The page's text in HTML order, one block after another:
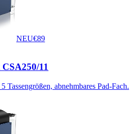
NEU€89
CSA250/11
Tassengrößen, abnehmbares Pad-Fach.